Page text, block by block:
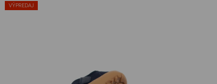
VÝPREDAJ